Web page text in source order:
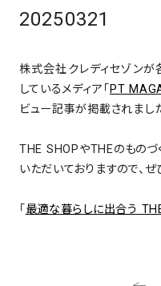
20250321
株式会社クレディセゾン
しているメディア「 PT
ビュー記事が掲載されました
THE SHOPやTHEのものづ
いただいておりますので、ぜ
「 最適な暮らしに出合う